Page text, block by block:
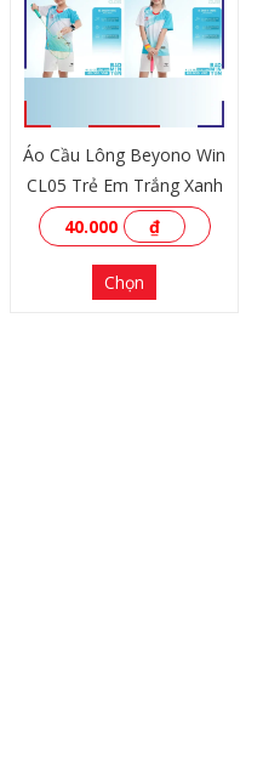
Áo Cầu Lông Beyono Win
CL05 Trẻ Em Trắng Xanh
40.000
₫
Chọn